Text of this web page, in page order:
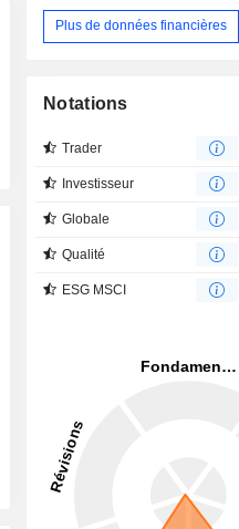
Plus de données financières
Notations
Trader
Investisseur
Globale
Qualité
ESG MSCI